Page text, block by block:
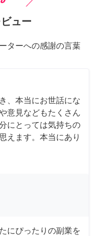
ュー
ターへの感謝の言葉
、本当にお世話にな
意見などもたくさん
にとっては気持ちの
えます。本当にあり
にぴったりの副業を